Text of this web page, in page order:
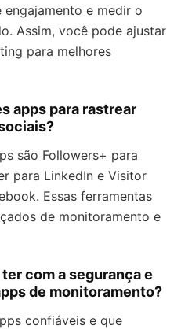
e medir o
Assim, você pode ajustar
para melhores
apps para rastrear
são Followers+ para
para LinkedIn e Visitor
Essas ferramentas
de monitoramento e
com a segurança e
de monitoramento?
confiáveis e que